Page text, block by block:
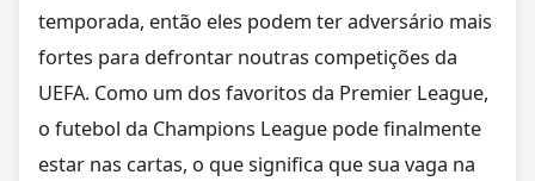
temporada, então eles podem ter adversário mais
fortes para defrontar noutras competições da
UEFA. Como um dos favoritos da Premier League,
o futebol da Champions League pode finalmente
estar nas cartas, o que significa que sua vaga na